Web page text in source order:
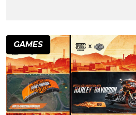
GAMES